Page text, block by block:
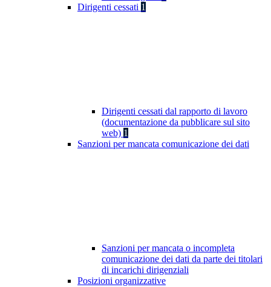
Dirigenti cessati 1
Dirigenti cessati dal rapporto di lavoro
(documentazione da pubblicare sul sito
web) 1
Sanzioni per mancata comunicazione dei dati
Sanzioni per mancata o incompleta
comunicazione dei dati da parte dei titolari
di incarichi dirigenziali
Posizioni organizzative